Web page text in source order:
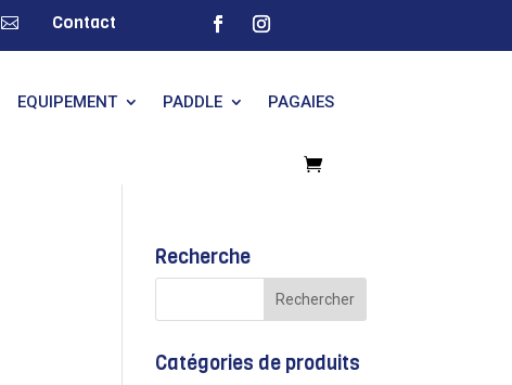
 Contact
EQUIPEMENT PADDLE PAGAIES
Recherche
Catégories de produits